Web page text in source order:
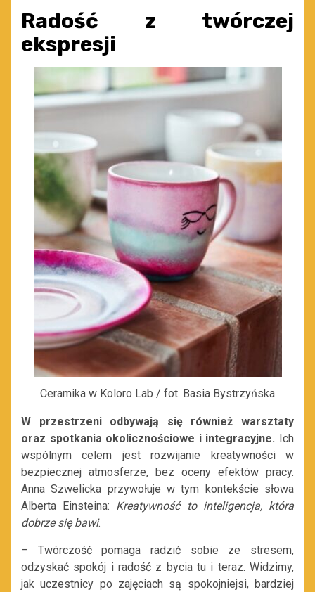
Radość z twórczej
ekspresji
Ceramika w Koloro Lab / fot. Basia Bystrzyńska
W przestrzeni odbywają się również warsztaty
oraz spotkania okolicznościowe i integracyjne. Ich
wspólnym celem jest rozwijanie kreatywności w
bezpiecznej atmosferze, bez oceny efektów pracy.
Anna Szwelicka przywołuje w tym kontekście słowa
Alberta Einsteina: Kreatywność to inteligencja, która
dobrze się bawi.
– Twórczość pomaga radzić sobie ze stresem,
odzyskać spokój i radość z bycia tu i teraz. Widzimy,
jak uczestnicy po zajęciach są spokojniejsi, bardziej